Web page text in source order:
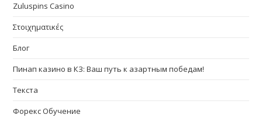
Zuluspins Casino
Στοιχηματικές
Блог
Пинап казино в КЗ: Ваш путь к азартным победам!
Текста
Форекс Обучение